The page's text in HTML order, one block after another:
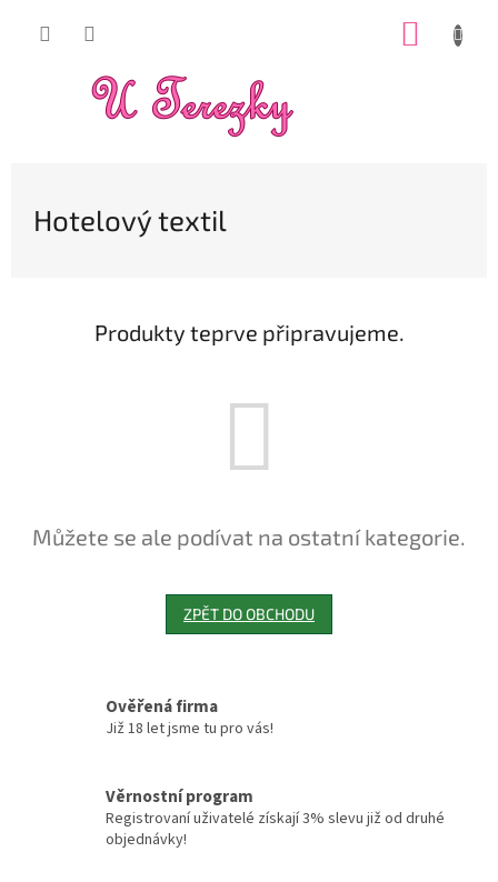
Hotelový textil
Produkty teprve připravujeme.
Můžete se ale podívat na ostatní kategorie.
ZPĚT DO OBCHODU
Ověřená firma
Již 18 let jsme tu pro vás!
Věrnostní program
Registrovaní uživatelé získají 3% slevu již od druhé
objednávky!